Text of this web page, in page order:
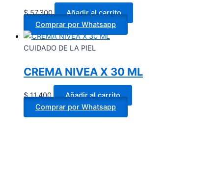
$57.300
Añadir al carrito
Comprar por Whatsapp
CUIDADO DE LA PIEL
CREMA NIVEA X 30 ML
$11.400
Añadir al carrito
Comprar por Whatsapp